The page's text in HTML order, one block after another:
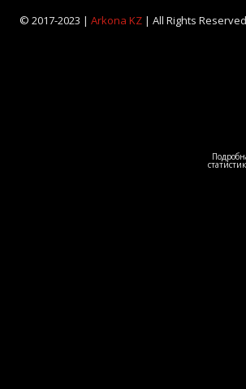
© 2017-2023 | Arkona KZ| All Rights